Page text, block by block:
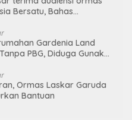
Bersatu, Bahas
Gardenia Land
PBG, Diduga Gunakan
Ormas Laskar Garuda
Bantuan